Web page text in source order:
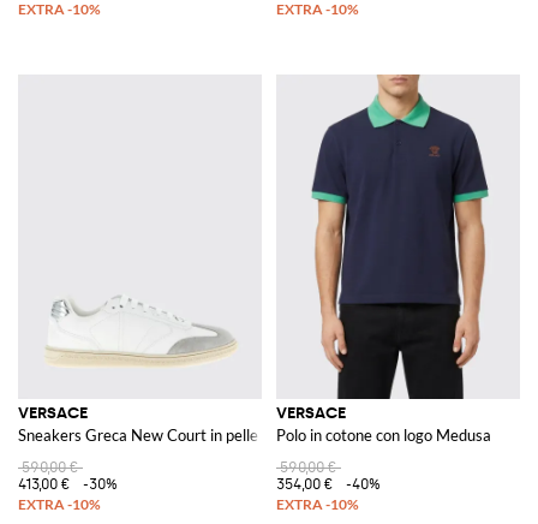
VERSACE
Sneakers Greca New Court in pelle
590,00 €
413,00 €
-30%
VERSACE
Polo in cotone con logo Medusa
590,00 €
354,00 €
-40%